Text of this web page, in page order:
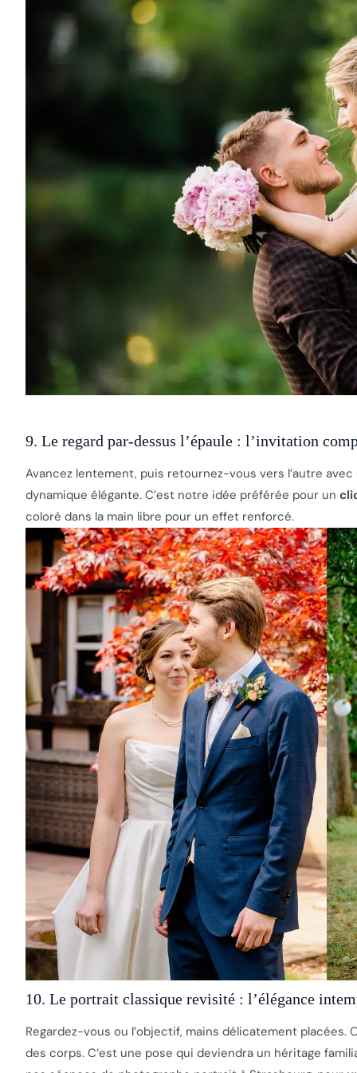
9. Le regard par-dessus l’épaule : l’invitation
Avancez lentement, puis retournez-vous vers l’autre
dynamique élégante. C’est notre idée préférée pour un
coloré dans la main libre pour un effet renforcé.
10. Le portrait classique revisité : l’élégance
Regardez-vous ou l’objectif, mains délicatement
des corps. C’est une pose qui deviendra un héritage